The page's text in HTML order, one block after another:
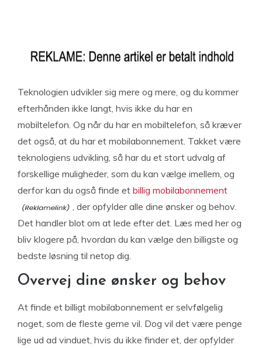
Teknologien udvikler sig mere og mere, og du kommer
efterhånden ikke langt, hvis ikke du har en
mobiltelefon. Og når du har en mobiltelefon, så kræver
det også, at du har et mobilabonnement. Takket være
teknologiens udvikling, så har du et stort udvalg af
forskellige muligheder, som du kan vælge imellem, og
derfor kan du også finde et billig mobilabonnement
, der opfylder alle dine ønsker og behov.
Det handler blot om at lede efter det. Læs med her og
bliv klogere på, hvordan du kan vælge den billigste og
bedste løsning til netop dig.
Overvej dine ønsker og behov
At finde et billigt mobilabonnement er selvfølgelig
noget, som de fleste gerne vil. Dog vil det være penge
lige ud ad vinduet, hvis du ikke finder et, der opfylder